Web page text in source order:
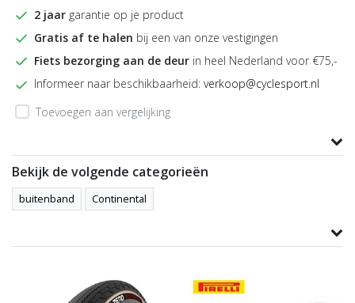
2 jaar garantie op je product
Gratis af te halen bij een van onze vestigingen
Fiets bezorging aan de deur in heel Nederland voor €75,-
Informeer naar beschikbaarheid: verkoop@cyclesport.nl
Toevoegen aan vergelijking
Bekijk de volgende categorieën
buitenband Continental